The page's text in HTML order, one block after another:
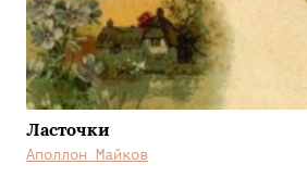
Ласточки
Аполлон Майков